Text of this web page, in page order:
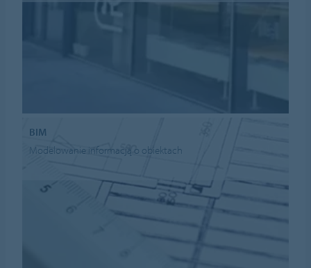
BIM
Modelowanie informacją o obiektach